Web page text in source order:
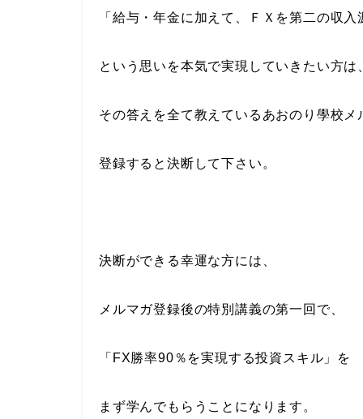
「給与・年金に加えて、ＦＸを第二の収入
という思いを本気で実現していきたい方は
その答えを全て教えているあおのり學校メ
登録すると決断して下さい。
決断ができる幸運な方には、
メルマガ登録後の特別講義の第一回で、
「FX勝率90％を実現する投資スキル」を
まず学んでもらうことになります。